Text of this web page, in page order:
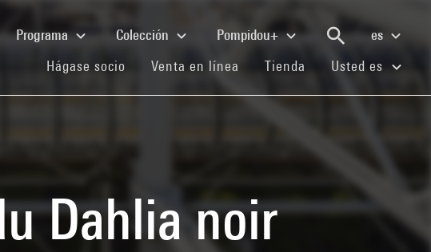
Programa Colección Pompidou+
es
Hágase socio (current)
Venta en línea (current)
Tienda (current)
Usted es
Dahlia noir